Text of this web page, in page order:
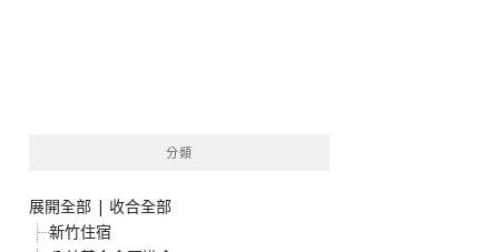
分類
展開全部 | 收合全部
新竹住宿